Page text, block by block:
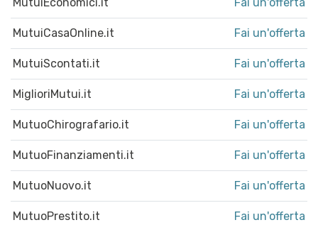
MutuiCasaOnline.it Fai un'offerta
MutuiScontati.it Fai un'offerta
MiglioriMutui.it Fai un'offerta
MutuoChirografario.it Fai un'offerta
MutuoFinanziamenti.it Fai un'offerta
MutuoNuovo.it Fai un'offerta
MutuoPrestito.it Fai un'offerta